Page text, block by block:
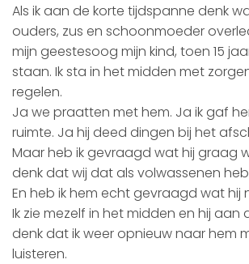
Als ik aan de korte tijdspanne denk
ouders, zus en schoonmoeder
mijn geestesoog mijn kind, toen 15
staan. Ik sta in het midden met
regelen.
Ja we praatten met hem. Ja ik gaf
ruimte. Ja hij deed dingen bij het
Maar heb ik gevraagd wat hij graag
denk dat wij dat als volwassenen
En heb ik hem echt gevraagd wat hij
Ik zie mezelf in het midden en hij aan
denk dat ik weer opnieuw naar hem
luisteren.